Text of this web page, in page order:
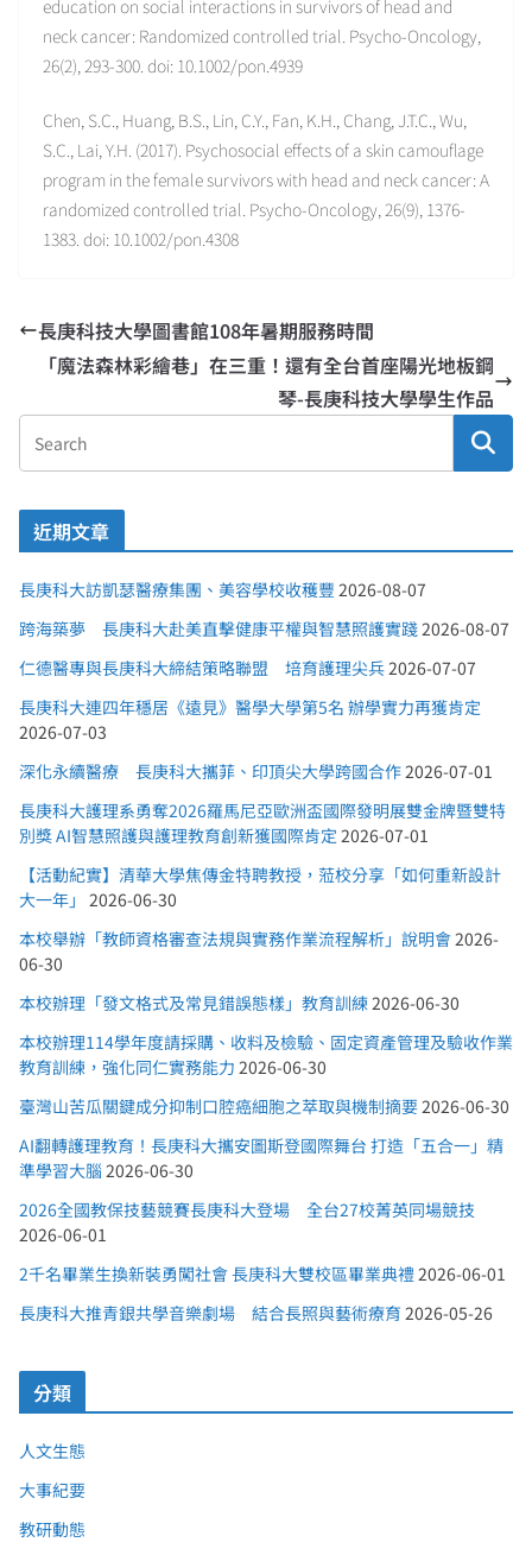
education on social interactions in survivors of head and
neck cancer: Randomized controlled trial. Psycho-Oncology,
26(2), 293-300. doi: 10.1002/pon.4939
Chen, S.C., Huang, B.S., Lin, C.Y., Fan, K.H., Chang, J.T.C., Wu,
S.C., Lai, Y.H. (2017). Psychosocial effects of a skin camouflage
program in the female survivors with head and neck cancer: A
randomized controlled trial. Psycho-Oncology, 26(9), 1376-
1383. doi: 10.1002/pon.4308
長庚科技大學圖書館108年暑期服務時間
「魔法森林彩繪巷」在三重！還有全台首座陽光地板鋼
琴-長庚科技大學學生作品
近期文章
長庚科大訪凱瑟醫療集團、美容學校收穫豐 2026-08-07
跨海築夢 長庚科大赴美直擊健康平權與智慧照護實踐2026-08-07
仁德醫專與長庚科大締結策略聯盟 培育護理尖兵2026-07-07
長庚科大連四年穩居《遠見》醫學大學第5名 辦學實力再獲肯定
2026-07-03
深化永續醫療 長庚科大攜菲、印頂尖大學跨國合作2026-07-01
長庚科大護理系勇奪2026羅馬尼亞歐洲盃國際發明展雙金牌暨雙特
別獎 AI智慧照護與護理教育創新獲國際肯定 2026-07-01
【活動紀實】清華大學焦傳金特聘教授，蒞校分享「如何重新設計
大一年」 2026-06-30
本校舉辦「教師資格審查法規與實務作業流程解析」說明會2026-
06-30
本校辦理「發文格式及常見錯誤態樣」教育訓練2026-06-30
本校辦理114學年度請採購、收料及檢驗、固定資產管理及驗收作業
教育訓練，強化同仁實務能力 2026-06-30
臺灣山苦瓜關鍵成分抑制口腔癌細胞之萃取與機制摘要2026-06-30
AI翻轉護理教育！長庚科大攜安圖斯登國際舞台 打造「五合一」精
準學習大腦 2026-06-30
2026全國教保技藝競賽長庚科大登場 全台27校菁英同場競技
2026-06-01
2千名畢業生換新裝勇闖社會 長庚科大雙校區畢業典禮2026-06-01
長庚科大推青銀共學音樂劇場 結合長照與藝術療育 2026-05-26
分類
人文生態
大事紀要
教研動態